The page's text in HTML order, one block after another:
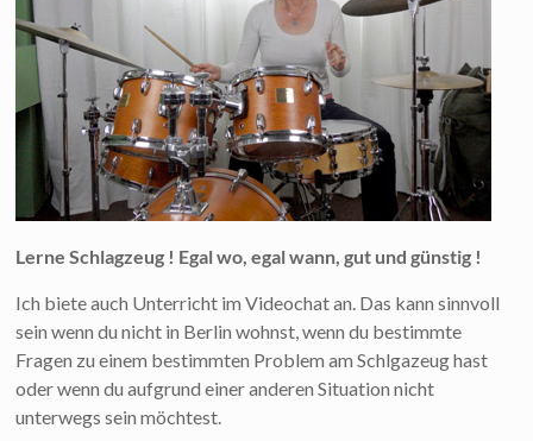
Lerne Schlagzeug ! Egal wo, egal wann, gut und günstig !
Ich biete auch Unterricht im Videochat an. Das kann sinnvoll
sein wenn du nicht in Berlin wohnst, wenn du bestimmte
Fragen zu einem bestimmten Problem am Schlgazeug hast
oder wenn du aufgrund einer anderen Situation nicht
unterwegs sein möchtest.